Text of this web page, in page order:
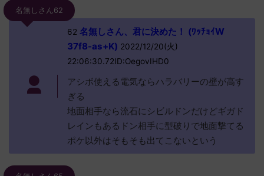
名無しさん62
62 名無しさん、君に決めた！ (ﾜｯﾁｮｲW
37f8-as+K) 2022/12/20(火)
22:06:30.72ID:OegovIHD0
アシボ使える電気ならハラバリーの壁が高す
ぎる
地面相手なら流石にシビルドンだけどギガド
レインもあるドン相手に型破りで地面撃てる
ポケ以外はそもそも出てこないという